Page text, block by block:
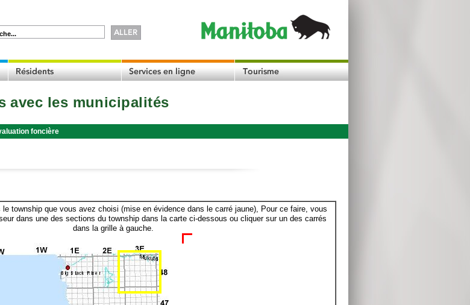
avec les municipalités
foncière
township que vous avez choisi (mise en évidence dans le carré jaune), Pour ce faire, vous
dans une des sections du township dans la carte ci-dessous ou cliquer sur un des carrés
dans la grille à gauche.